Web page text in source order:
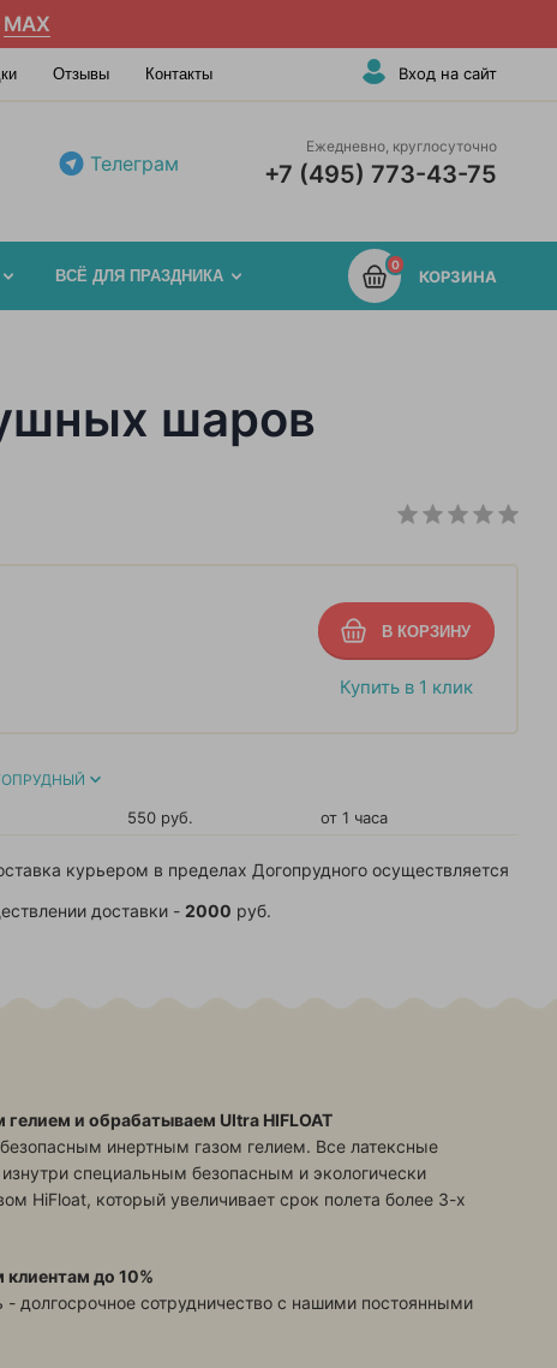
MAX
Отзывы Контакты Вход на сайт
Телеграм
Ежедневно, круглосуточно
+7 (495) 773-43-75
0
КОРЗИНА
ВСЁ ДЛЯ ПРАЗДНИКА
шаров
Купить в 1 клик
550 руб. от 1 часа
курьером в пределах Догопрудного осуществляется
доставки - 2000 руб.
гелием и обрабатываем Ultra HIFLOAT
инертным газом гелием. Все латексные
специальным безопасным и экологически
HiFloat, который увеличивает срок полета более 3-х
до 10%
долгосрочное сотрудничество с нашими постоянными